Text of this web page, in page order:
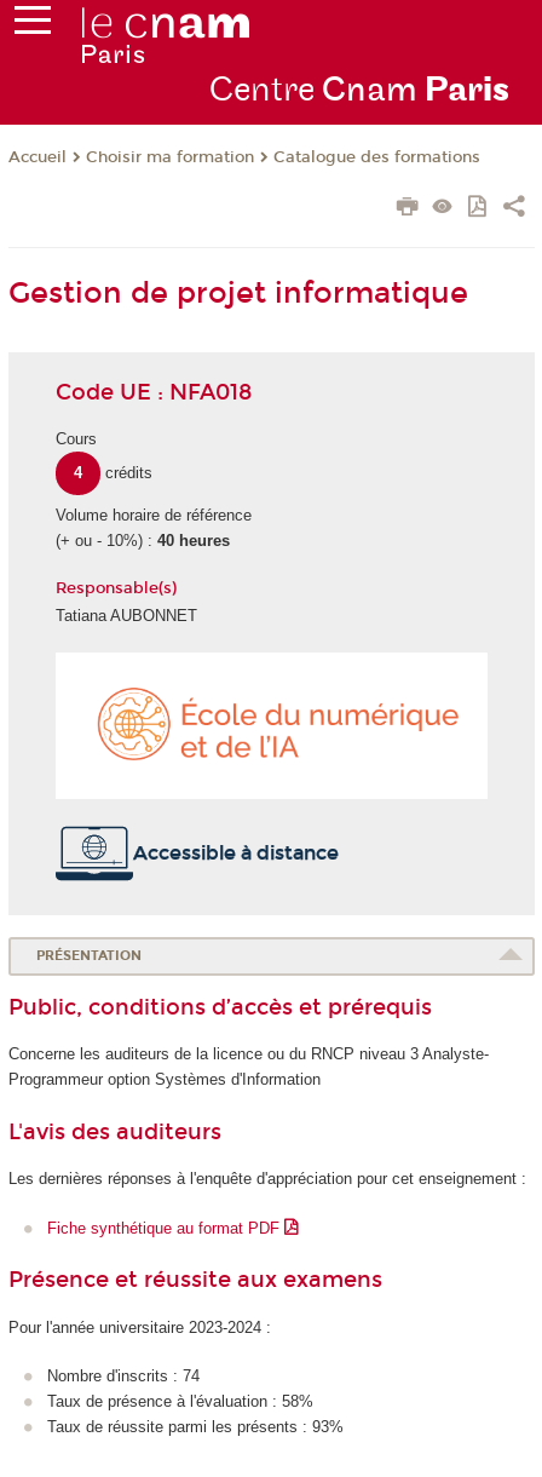
Centre Cnam Paris
Accueil Choisir ma formation Catalogue des formations
Gestion de projet informatique
Code UE : NFA018
Cours
4
crédits
Volume horaire de référence
(+ ou - 10%) : 40 heures
Responsable(s)
Tatiana AUBONNET
Accessible à distance
PRÉSENTATION
Public, conditions d’accès et prérequis
Concerne les auditeurs de la licence ou du RNCP niveau 3 Analyste-
Programmeur option Systèmes d'Information
L'avis des auditeurs
Les dernières réponses à l'enquête d'appréciation pour cet enseignement :
Fiche synthétique au format PDF
Présence et réussite aux examens
Pour l'année universitaire 2023-2024 :
Nombre d'inscrits : 74
Taux de présence à l'évaluation : 58%
Taux de réussite parmi les présents : 93%